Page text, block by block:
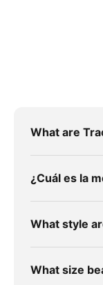
What are
¿Cuál es la
What style
What size